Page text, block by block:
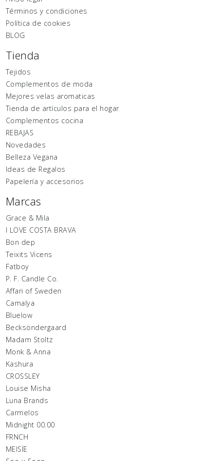
Términos y condiciones
Política de cookies
BLOG
Tienda
Tejidos
Complementos de moda
Mejores velas aromaticas
Tienda de artículos para el hogar
Complementos cocina
REBAJAS
Novedades
Belleza Vegana
Ideas de Regalos
Papelería y accesorios
Marcas
Grace & Mila
I LOVE COSTA BRAVA
Bon dep
Teixits Vicens
Fatboy
P. F. Candle Co.
Affari of Sweden
Camalya
Bluelow
Becksöndergaard
Madam Stoltz
Monk & Anna
Kashura
CROSSLEY
Louise Misha
Luna Brands
Carmelos
Midnight 00.00
FRNCH
MEISÏE